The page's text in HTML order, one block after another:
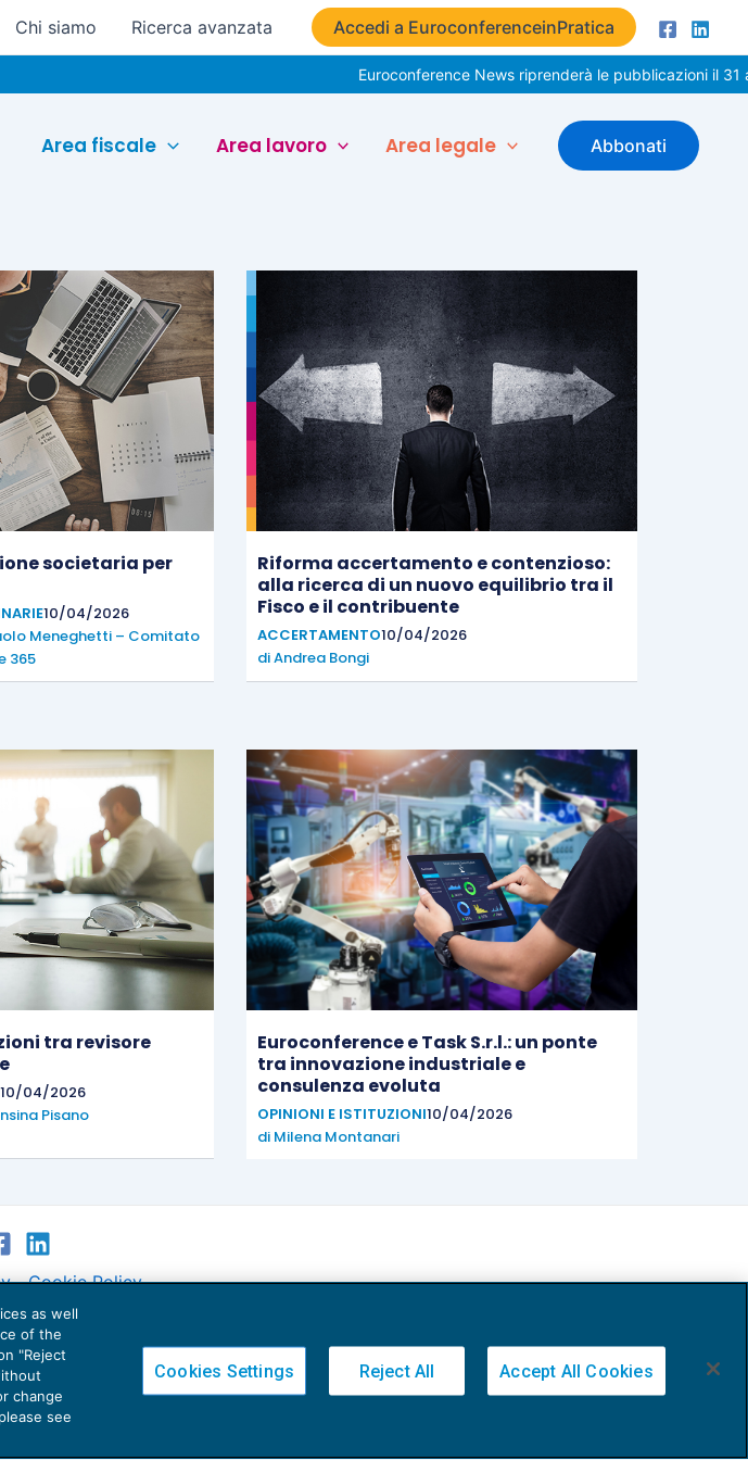
Chi siamo Ricerca avanzata Accedi a EuroconferenceinPratica
Euroconference News riprenderà le pubblicazioni il 31
Area fiscale Area lavoro Area legale Abbonati
societaria per
10/04/2026
Meneghetti – Comitato
365
Riforma accertamento e contenzioso:
alla ricerca di un nuovo equilibrio tra il
Fisco e il contribuente
ACCERTAMENTO10/04/2026
diAndrea Bongi
tra revisore
10/04/2026
Pisano
Euroconference e Task S.r.l.: un ponte
tra innovazione industriale e
consulenza evoluta
OPINIONI E ISTITUZIONI10/04/2026
di Milena Montanari
Cookie Policy
al Tribunale di Milano Reg. n. 8556/2026
Sandro Cerato
Euroconference S.p.A.
v2.32.4
- 20124 Milano - info@ecnews.it
as well
of the
"Reject
change
see
Cookies Settings Reject All Accept All Cookies